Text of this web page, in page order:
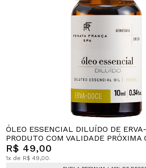
ÓLEO ESSENCIAL DILUÍDO DE
PRODUTO COM VALIDADE
R$ 49,00
1x de R$ 49,00.